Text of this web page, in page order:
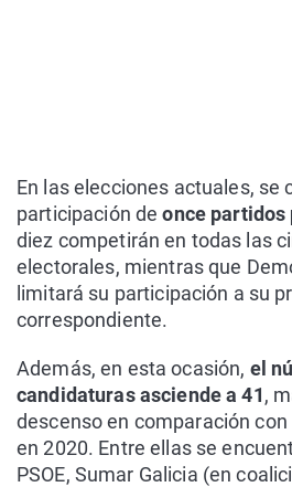
En las elecciones actuales, se
participación deonce
diez competirán en todas las
electorales, mientras que
limitará su participación a su
correspondiente.
Además, en esta ocasión, el
candidaturas asciende a 41,
descenso en comparación
en 2020. Entre ellas se
PSOE, Sumar Galicia (en